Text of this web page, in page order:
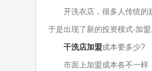
开洗衣店，很多人传统的观
于是出现了新的投资模式-加
干洗店加盟成本要多少?
市面上加盟成本各不一样，